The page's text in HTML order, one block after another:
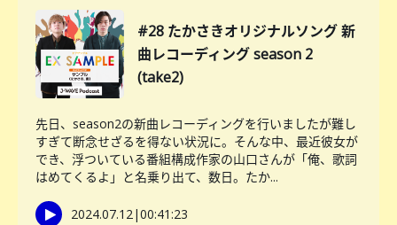
#28 たかさきオリジナルソング 新
曲レコーディング season 2
(take2)
先日、season2の新曲レコーディングを行いましたが難し
すぎて断念せざるを得ない状況に。そんな中、最近彼女が
でき、浮ついている番組構成作家の山口さんが「俺、歌詞
はめてくるよ」と名乗り出て、数日。たか...
2024.07.12|00:41:23